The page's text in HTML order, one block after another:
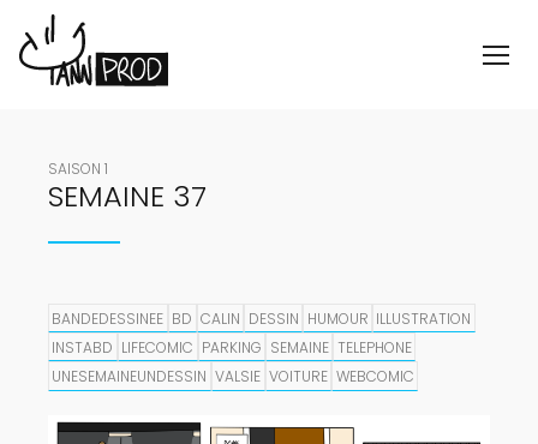
SAISON 1
SEMAINE 37
BANDEDESSINEE BD CALIN DESSIN HUMOUR ILLUSTRATION
INSTABD LIFECOMIC PARKING SEMAINE TELEPHONE
UNESEMAINEUNDESSIN VALSIE VOITURE WEBCOMIC